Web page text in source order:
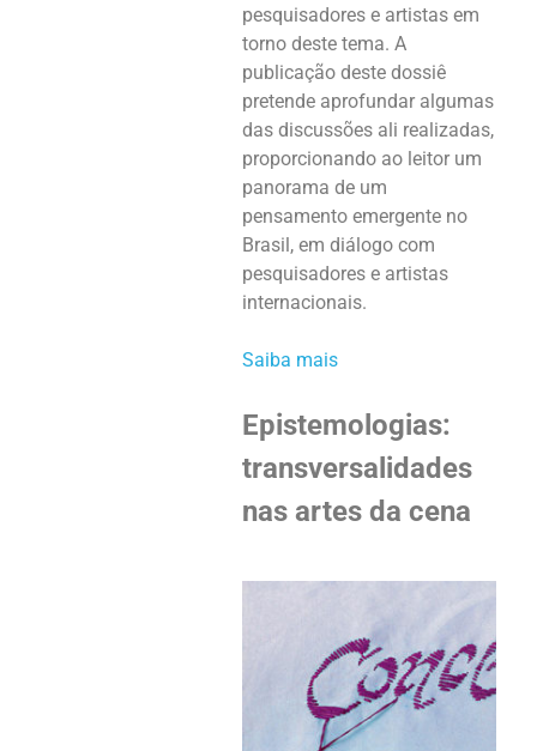
pesquisadores e artistas em
torno deste tema. A
publicação deste dossiê
pretende aprofundar algumas
das discussões ali realizadas,
proporcionando ao leitor um
panorama de um
pensamento emergente no
Brasil, em diálogo com
pesquisadores e artistas
internacionais.
Saiba mais
Epistemologias:
transversalidades
nas artes da cena